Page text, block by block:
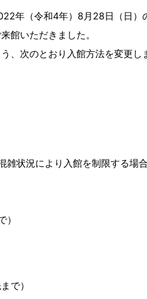
年（令和4年）8月28日（日）
館いただきました。
次のとおり入館方法を変更し
状況により入館を制限する場
で）